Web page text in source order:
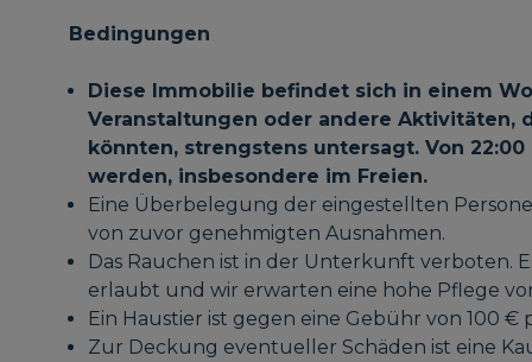
Bedingungen
Diese Immobilie befindet sich in einem
Veranstaltungen oder andere Aktivitäten,
könnten, strengstens untersagt. Von
werden, insbesondere im Freien.
Eine Überbelegung der eingestellten
von zuvor genehmigten Ausnahmen.
Das Rauchen ist in der Unterkunft verboten.
erlaubt und wir erwarten eine hohe Pflege
Ein Haustier ist gegen eine Gebühr von 100
Zur Deckung eventueller Schäden ist eine